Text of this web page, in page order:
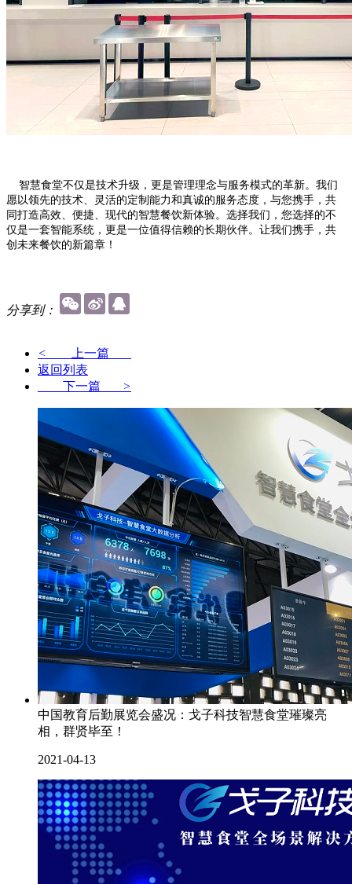
智慧食堂不仅是技术升级，更是管理理念与服务模式的革新。我们
愿以领先的技术、灵活的定制能力和真诚的服务态度，与您携手，共
同打造高效、便捷、现代的智慧餐饮新体验。选择我们，您选择的不
仅是一套智能系统，更是一位值得信赖的长期伙伴。让我们携手，共
创未来餐饮的新篇章！
分享到：
< 上一篇
返回列表
下一篇 >
中国教育后勤展览会盛况：戈子科技智慧食堂璀璨亮
相，群贤毕至！
2021-04-13